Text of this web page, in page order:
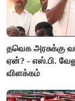
தவெக அரசுக்கு
ஏன்? - எஸ்.பி.
விளக்கம்